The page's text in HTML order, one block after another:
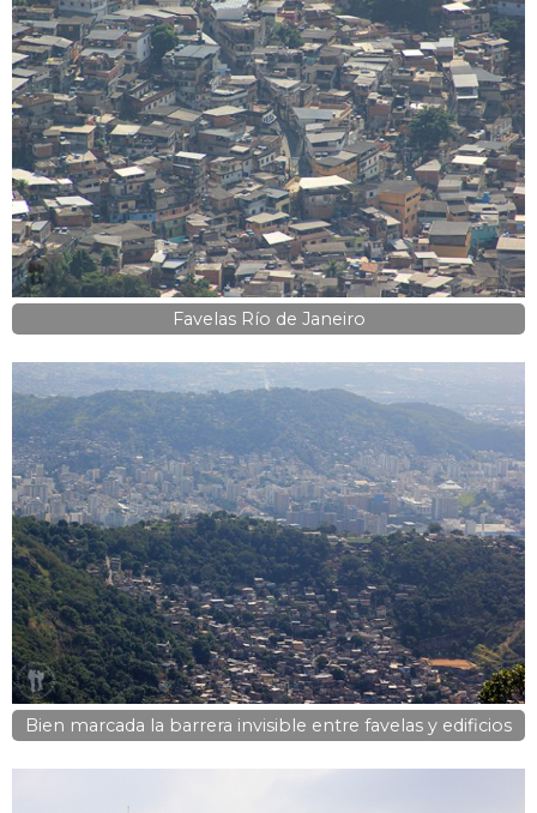
Favelas Río de Janeiro
Bien marcada la barrera invisible entre favelas y edificios